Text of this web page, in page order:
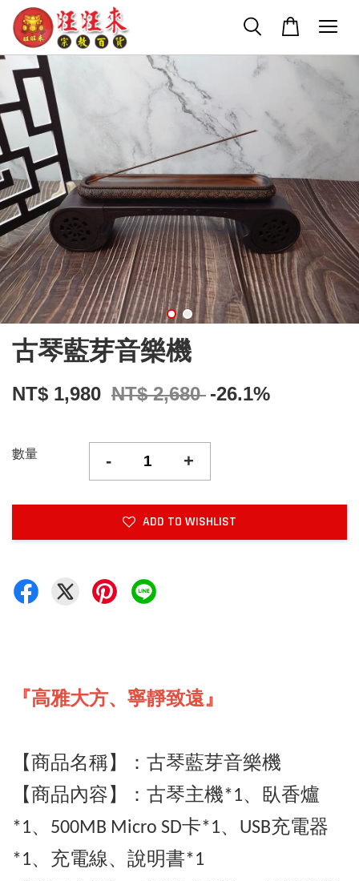
古琴藍芽音樂機
NT$ 1,980 NT$ 2,680 -26.1%
數量 - +
ADD TO WISHLIST
『 高雅大方、寧靜致遠』
【商品名稱】：古琴藍芽音樂機
【商品內容】：古琴主機*1、 臥香爐
*1、500MB Micro SD卡*1、 USB充電器
*1、充電線、說明書*1